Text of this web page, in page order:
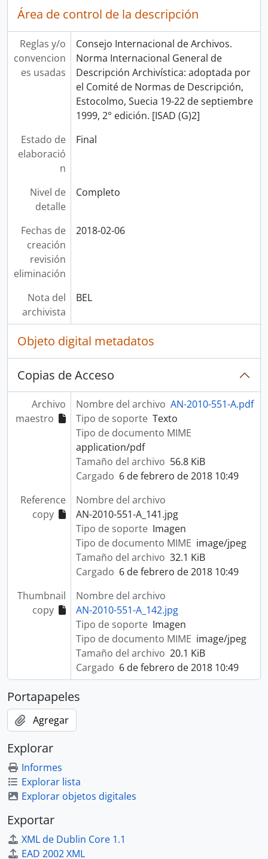
Área de control de la descripción
Reglas y/o
convencion
es usadas
Consejo Internacional de Archivos.
Norma Internacional General de
Descripción Archivística: adoptada por
el Comité de Normas de Descripción,
Estocolmo, Suecia 19-22 de septiembre
1999, 2° edición. [ISAD (G)2]
Estado de
elaboració
n
Final
Nivel de
detalle
Completo
Fechas de
creación
revisión
eliminación
2018-02-06
Nota del
archivista
BEL
Objeto digital metadatos
Copias de Acceso
Archivo
maestro
Nombre del archivo AN-2010-551-A.pdf
Tipo de soporte Texto
Tipo de documento MIME
application/pdf
Tamaño del archivo 56.8 KiB
Cargado 6 de febrero de 2018 10:49
Reference
copy
Nombre del archivo
AN-2010-551-A_141.jpg
Tipo de soporte Imagen
Tipo de documento MIME image/jpeg
Tamaño del archivo 32.1 KiB
Cargado 6 de febrero de 2018 10:49
Thumbnail
copy
Nombre del archivo
AN-2010-551-A_142.jpg
Tipo de soporte Imagen
Tipo de documento MIME image/jpeg
Tamaño del archivo 20.1 KiB
Cargado 6 de febrero de 2018 10:49
Portapapeles
Agregar
Explorar
Informes
Explorar lista
Explorar objetos digitales
Exportar
XML de Dublin Core 1.1
EAD 2002 XML